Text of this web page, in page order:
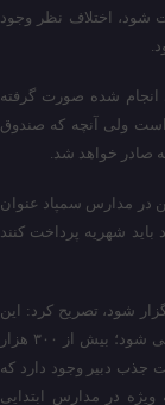
شود، اختلاف نظر وجود
انجام شده صورت گرفته
است ولی آنچه که صندوق
صادر خواهد شد.
در مدارس سمپاد عنوان
شهریه پرداخت کنند
دبیر که قرار است ۱۲ مرداد برگزار شود، تصریح کرد: این
آزمون با همکاری سازمان سنجش آموزش کشور برگزار می شود؛ بیش از ۳۰۰ هزار
حدود ۲۲ هزار نفر ظرفیت جذب دبیر وجود دارد که
ویژه در مدارس ابتدایی